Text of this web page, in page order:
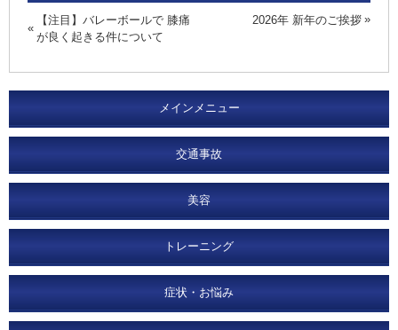
【注目】バレーボールで 膝痛
が良く起きる件について
2026年 新年のご挨拶
メインメニュー
交通事故
美容
トレーニング
症状・お悩み